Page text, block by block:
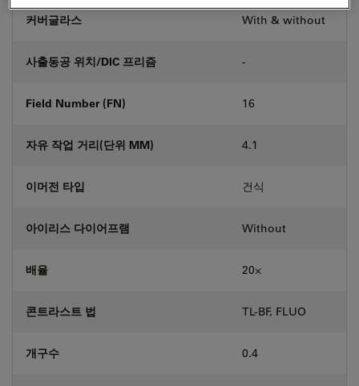
커버글라스 With & without
사출동공 위치/DIC 프리즘 -
Field Number (FN) 16
자유 작업 거리(단위 MM) 4.1
이머전 타입 건식
아이리스 다이어프램 Without
배율 20⨉
콘트라스트 법 TL-BF, FLUO
개구수 0.4